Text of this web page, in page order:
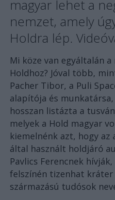
magyar lehet a
nemzet, amely
Holdra lép.
Mi köze van egyáltalán
Holdhoz? Jóval több,
Pacher Tibor, a Puli
alapítója és munkatársa,
hosszan listázta a
melyek a Hold magyar
kiemelnénk azt, hogy
által használt holdjáró
Pavlics Ferencnek
felszínén tizenhat kráter
származású tudósok